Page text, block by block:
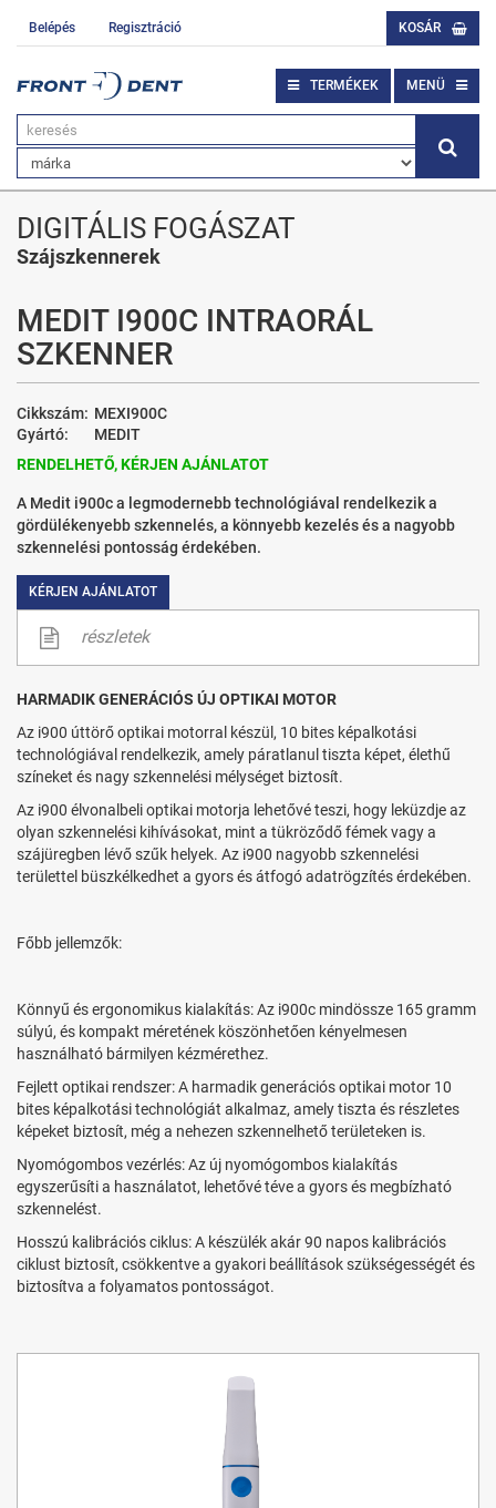
Belépés Regisztráció KOSÁR
TERMÉKEK MENÜ
DIGITÁLIS FOGÁSZAT
Szájszkennerek
MEDIT I900C INTRAORÁL
SZKENNER
Cikkszám: MEXI900C
Gyártó:
MEDIT
RENDELHETŐ, KÉRJEN AJÁNLATOT
A Medit i900c a legmodernebb technológiával rendelkezik a
gördülékenyebb szkennelés, a könnyebb kezelés és a nagyobb
szkennelési pontosság érdekében.
KÉRJEN AJÁNLATOT
részletek
HARMADIK GENERÁCIÓS ÚJ OPTIKAI MOTOR
Az i900 úttörő optikai motorral készül, 10 bites képalkotási
technológiával rendelkezik, amely páratlanul tiszta képet, élethű
színeket és nagy szkennelési mélységet biztosít.
Az i900 élvonalbeli optikai motorja lehetővé teszi, hogy leküzdje az
olyan szkennelési kihívásokat, mint a tükröződő fémek vagy a
szájüregben lévő szűk helyek. Az i900 nagyobb szkennelési
területtel büszkélkedhet a gyors és átfogó adatrögzítés érdekében.
Főbb jellemzők:
Könnyű és ergonomikus kialakítás: Az i900c mindössze 165 gramm
súlyú, és kompakt méretének köszönhetően kényelmesen
használható bármilyen kézmérethez.
Fejlett optikai rendszer: A harmadik generációs optikai motor 10
bites képalkotási technológiát alkalmaz, amely tiszta és részletes
képeket biztosít, még a nehezen szkennelhető területeken is.
Nyomógombos vezérlés: Az új nyomógombos kialakítás
egyszerűsíti a használatot, lehetővé téve a gyors és megbízható
szkennelést.
Hosszú kalibrációs ciklus: A készülék akár 90 napos kalibrációs
ciklust biztosít, csökkentve a gyakori beállítások szükségességét és
biztosítva a folyamatos pontosságot.